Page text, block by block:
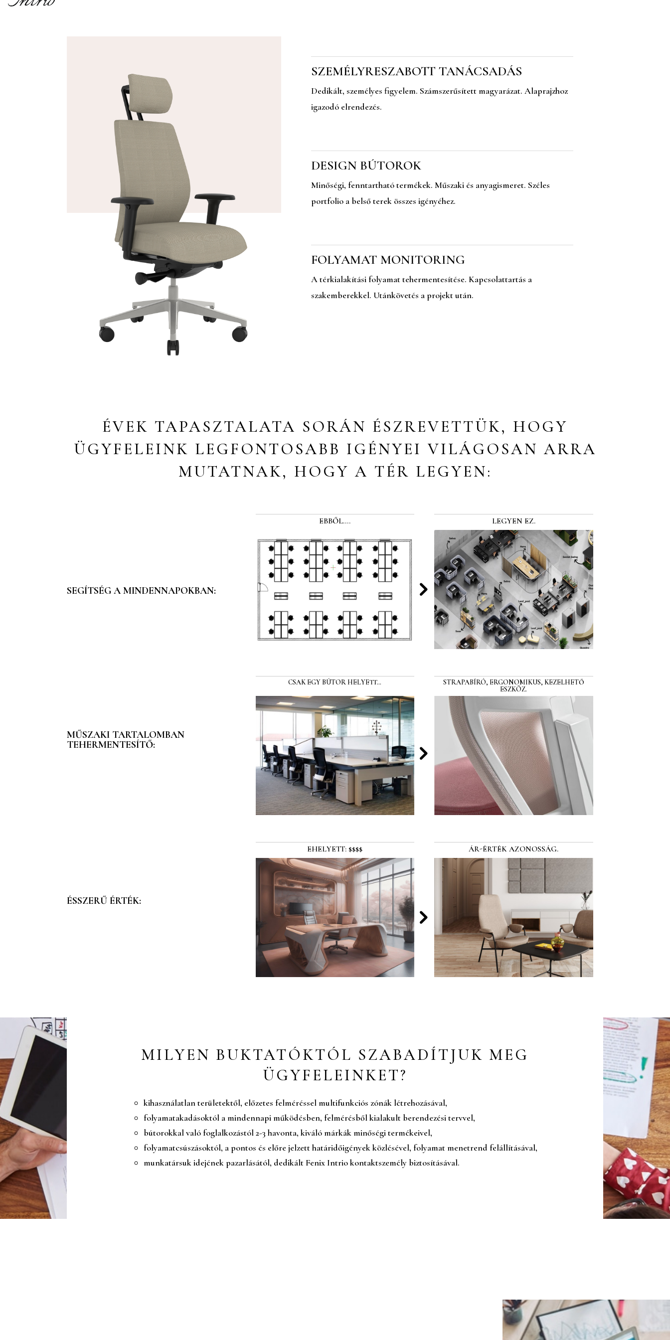
SZEMÉLYRESZABOTT TANÁCSADÁS
Dedikált, személyes figyelem. Számszerűsített magyarázat. Alaprajzhoz
igazodó elrendezés.
DESIGN BÚTOROK
Minőségi, fenntartható termékek. Műszaki és anyagismeret. Széles
portfolio a belső terek összes igényéhez.
FOLYAMAT MONITORING
A térkialakítási folyamat tehermentesítése. Kapcsolattartás a
szakemberekkel. Utánkövetés a projekt után.
ÉVEK TAPASZTALATA SORÁN ÉSZREVETTÜK, HOGY
ÜGYFELEINK LEGFONTOSABB IGÉNYEI VILÁGOSAN ARRA
MUTATNAK, HOGY A TÉR LEGYEN:
SEGÍTSÉG A MINDENNAPOKBAN:
EBBŐL…. LEGYEN EZ.
MŰSZAKI TARTALOMBAN
TEHERMENTESÍTŐ:
CSAK EGY BÚTOR HELYETT…
STRAPABÍRÓ, ERGONOMIKUS, KEZELHETŐ
ESZKÖZ.
ÉSSZERŰ ÉRTÉK:
EHELYETT: $$$$ ÁR-ÉRTÉK AZONOSSÁG.
MILYEN BUKTATÓKTÓL SZABADÍTJUK MEG
ÜGYFELEINKET?
kihasználatlan területektől, előzetes felméréssel multifunkciós zónák létrehozásával,
folyamatakadásoktól a mindennapi működésben, felmérésből kialakult berendezési tervvel,
bútorokkal való foglalkozástól 2-3 havonta, kiváló márkák minőségi termékeivel,
folyamatcsúszásoktól, a pontos és előre jelzett határidőigények közlésével, folyamat menetrend felállításával,
munkatársuk idejének pazarlásától, dedikált Fenix Intrio kontaktszemély biztosításával.